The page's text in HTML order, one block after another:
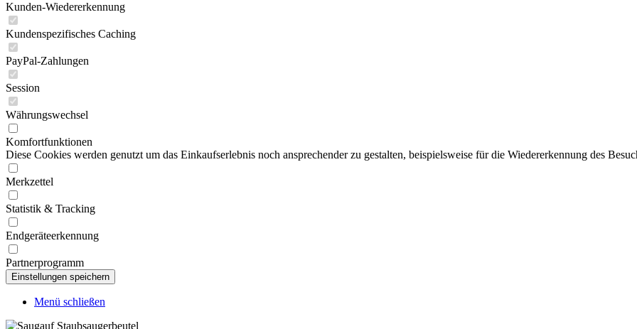
Kunden-Wiedererkennung
Kundenspezifisches Caching
PayPal-Zahlungen
Session
Währungswechsel
Komfortfunktionen
Diese Cookies werden genutzt um das Einkaufserlebnis noch ansprechender zu gestalten, beispielsweise für die Wiedererkennung des
Merkzettel
Statistik & Tracking
Endgeräteerkennung
Partnerprogramm
Menü schließen